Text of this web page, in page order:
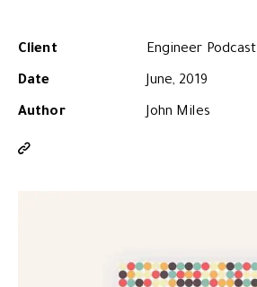
Client Engineer Podcast
Date June, 2019
Author John Miles